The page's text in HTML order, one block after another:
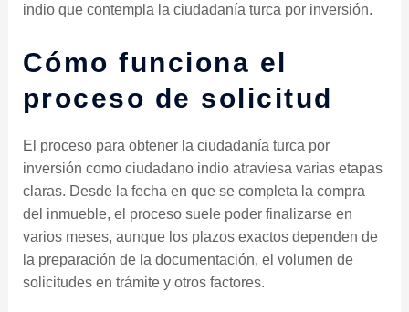
indio que contempla la ciudadanía turca por inversión.
Cómo funciona el
proceso de solicitud
El proceso para obtener la ciudadanía turca por
inversión como ciudadano indio atraviesa varias etapas
claras. Desde la fecha en que se completa la compra
del inmueble, el proceso suele poder finalizarse en
varios meses, aunque los plazos exactos dependen de
la preparación de la documentación, el volumen de
solicitudes en trámite y otros factores.